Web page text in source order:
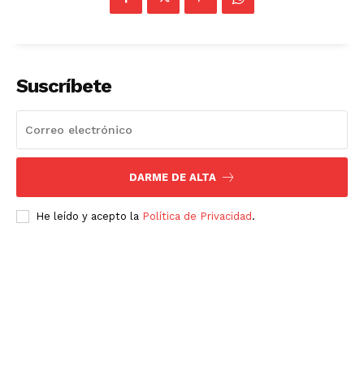
Empresa
Contacto
Políticas del Sitio
Información Propietaria / Financiación
Suscríbete
DARME DE ALTA
He leído y acepto la Política de Privacidad .